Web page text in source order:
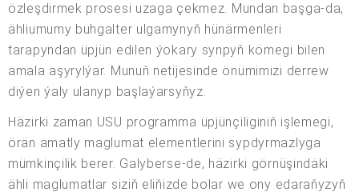
özleşdirmek prosesi uzaga çekmez. Mundan başga-da,
ähliumumy buhgalter ulgamynyň hünärmenleri
tarapyndan üpjün edilen ýokary synpyň kömegi bilen
amala aşyrylýar. Munuň netijesinde önümimizi derrew
diýen ýaly ulanyp başlaýarsyňyz.
Häzirki zaman USU programma üpjünçiliginiň işlemegi,
örän amatly maglumat elementlerini sypdyrmazlyga
mümkinçilik berer. Galyberse-de, häzirki görnüşindäki
ähli maglumatlar siziň eliňizde bolar we ony edaraňyzyň